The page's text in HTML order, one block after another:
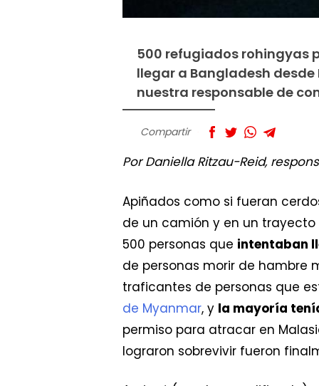
500 refugiados rohingyas
llegar a Bangladesh
nuestra responsable de
Compartir
Por Daniella Ritzau-Reid,
Apiñados como si fueran
de un camión y en un
500 personas que intentaban
de personas morir de hambre
traficantes de personas que
de Myanmar, y la mayoría
permiso para atracar en
lograron sobrevivir fueron